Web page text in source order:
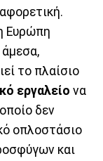
Ευρώπη
άμεσα,
το πλαίσιο
εργαλείο να
δεν
οπλοστάσιο
και